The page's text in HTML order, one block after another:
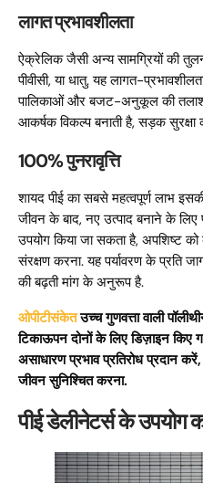
लागत प्रभावशीलता
ऐक्रेलिक जैसी अन्य सामग्रियों की
पीवीसी, या धातु. यह लागत-
पालिकाओं और बजट-अनुकूल की
आकर्षक विकल्प बनाती है, सड़क सुरक्षा
100% पुनरावृत्ति
शायद पीई का सबसे महत्वपूर्ण लाभ
जीवन के बाद, नए उत्पाद बनाने के
उपयोग किया जा सकता है, अपशिष्ट
संरक्षण करना. यह पर्यावरण के प्रति
की बढ़ती मांग के अनुरूप है.
ओपीटीसंकेतउच्च गुणवत्ता वाली
टिकाऊपन दोनों के लिए डिज़ाइन किए
असाधारण प्रभाव प्रतिरोध प्रदान
जीवन सुनिश्चित करना.
पीई डेलीनेटर्स के उपयोग